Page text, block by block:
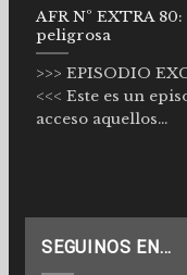
AFR Nº EXTRA
peligrosa
>>> EPISODIO
<<< Este es un
acceso aquellos...
SEGUINOS EN…